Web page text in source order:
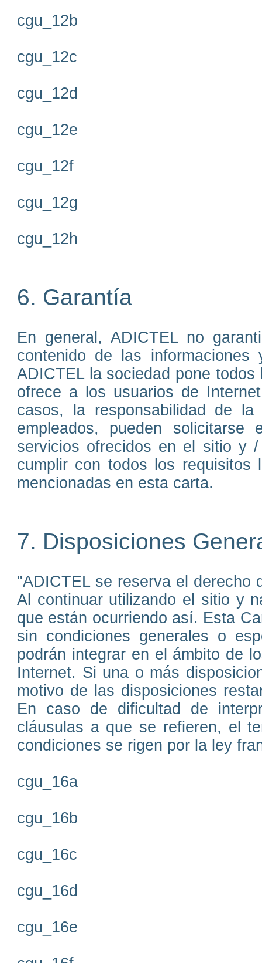
cgu_12b
cgu_12c
cgu_12d
cgu_12e
cgu_12f
cgu_12g
cgu_12h
6. Garantía
En general, ADICTEL no
contenido de las
ADICTEL la sociedad pone
ofrece a los usuarios de
casos, la responsabilidad de
empleados, pueden
servicios ofrecidos en el sitio y
cumplir con todos los requisitos
mencionadas en esta carta.
7. Disposiciones
"ADICTEL se reserva el derecho
Al continuar utilizando el sitio y
que están ocurriendo así. Esta
sin condiciones generales o
podrán integrar en el ámbito de
Internet. Si una o más
motivo de las disposiciones
En caso de dificultad de
cláusulas a que se refieren, el
condiciones se rigen por la ley
cgu_16a
cgu_16b
cgu_16c
cgu_16d
cgu_16e